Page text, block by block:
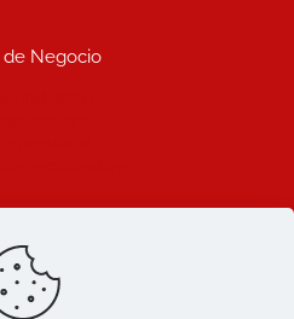
de Negocio
de Interes
Blog